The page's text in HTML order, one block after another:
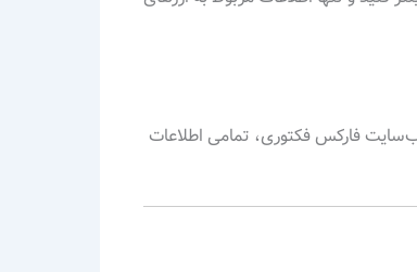
فارکس فکتوری، تمامی اطلاعات